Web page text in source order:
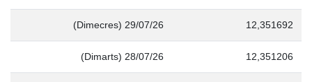
(Dimecres) 29/07/26 12,351692
(Dimarts) 28/07/26 12,351206